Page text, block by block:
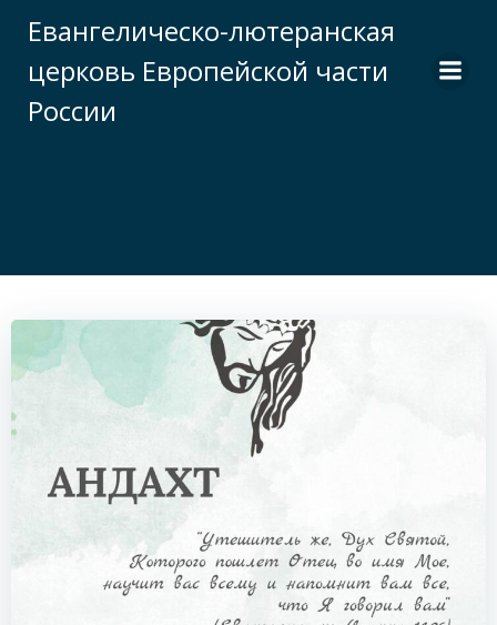
к
содержимому
Евангелическо-лютеранская
церковь Европейской части
России